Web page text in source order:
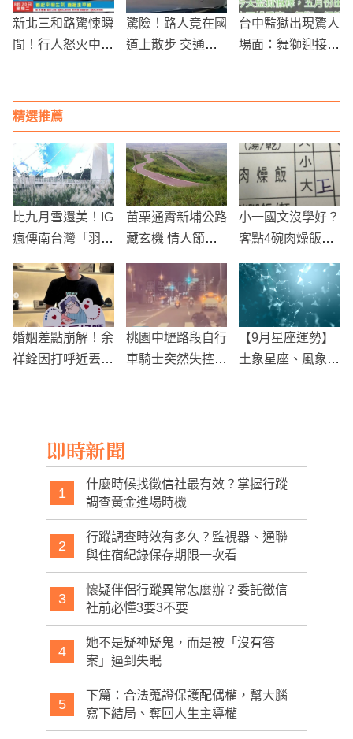
新北三和路驚悚瞬
間！行人怒火中燒
驚險！路人竟在國
道上散步 交通安
台中監獄出現驚人
場面：舞獅迎接重
精選推薦
比九月雪還美！IG
瘋傳南台灣「羽毛
苗栗通霄新埔公路
藏玄機 情人節新
小一國文沒學好？
客點4碗肉燥飯竟
碗
婚姻差點崩解！余
祥銓因打呼近丟妻
桃園中壢路段自行
車騎士突然失控摔
【9月星座運勢】
土象星座、風象星
即時新聞
1
什麼時候找徵信社最有效？掌握行蹤
調查黃金進場時機
2
行蹤調查時效有多久？監視器、通聯
與住宿紀錄保存期限一次看
3
懷疑伴侶行蹤異常怎麼辦？委託徵信
社前必懂3要3不要
4
她不是疑神疑鬼，而是被「沒有答
案」逼到失眠
5
下篇：合法蒐證保護配偶權，幫大腦
寫下結局、奪回人生主導權